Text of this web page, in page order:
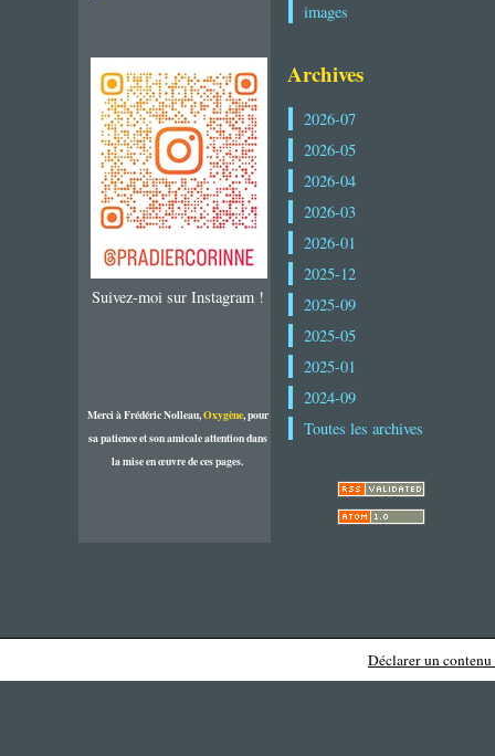
Suivez-moi sur Instagram !
Merci à Frédéric Nolleau,Oxygène, pour
sa patience et son amicale attention dans
la mise en œuvre de ces pages.
images
Archives
2026-07
2026-05
2026-04
2026-03
2026-01
2025-12
2025-09
2025-05
2025-01
2024-09
Toutes les archives
Déclarer un